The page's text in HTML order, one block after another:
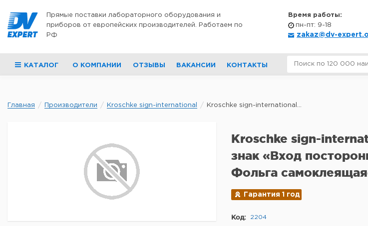
Прямые поставки лабораторного оборудования и
приборов от европейских производителей. Работаем по
РФ
Время работы:
пн-пт: 9-18
zakaz@dv-
КАТАЛОГ О КОМПАНИИ ОТЗЫВЫ ВАКАНСИИ КОНТАКТЫ
Главная Производители Kroschke sign-international Kroschke sign-international...
Kroschke sign-
знак «Вход
Фольга
Гарантия 1 год
Код: 2204